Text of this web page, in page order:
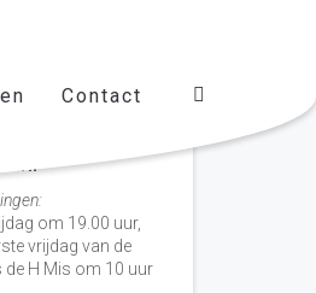
Contact
de week
om 19.00 uur,
vrijdag van de
de H Mis om 10 uur